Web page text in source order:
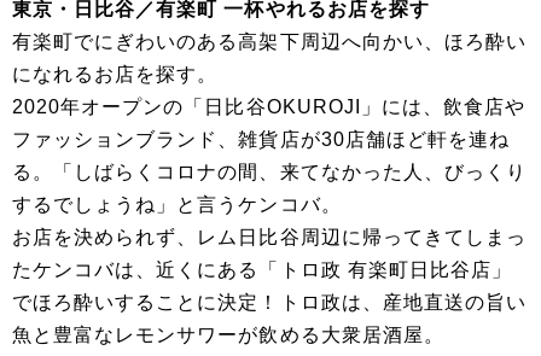
東京・日比谷／有楽町 一杯やれるお店を探す
有楽町でにぎわいのある高架下周辺へ向かい、ほろ酔い
になれるお店を探す。
2020年オープンの「日比谷OKUROJI」には、飲食店や
ファッションブランド、雑貨店が30店舗ほど軒を連ね
る。「しばらくコロナの間、来てなかった人、びっくり
するでしょうね」と言うケンコバ。
お店を決められず、レム日比谷周辺に帰ってきてしまっ
たケンコバは、近くにある「トロ政 有楽町日比谷店」
でほろ酔いすることに決定！トロ政は、産地直送の旨い
魚と豊富なレモンサワーが飲める大衆居酒屋。